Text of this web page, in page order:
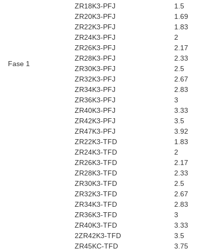
Fase 1
ZR18K3-PFJ
1.5
ZR20K3-PFJ
1.69
ZR22K3-PFJ
1.83
ZR24K3-PFJ
2
ZR26K3-PFJ
2.17
ZR28K3-PFJ
2.33
ZR30K3-PFJ
2.5
ZR32K3-PFJ
2.67
ZR34K3-PFJ
2.83
ZR36K3-PFJ
3
ZR40K3-PFJ
3.33
ZR42K3-PFJ
3.5
ZR47K3-PFJ
3.92
ZR22K3-TFD
1.83
ZR24K3-TFD
2
ZR26K3-TFD
2.17
ZR28K3-TFD
2.33
ZR30K3-TFD
2.5
ZR32K3-TFD
2.67
ZR34K3-TFD
2.83
ZR36K3-TFD
3
ZR40K3-TFD
3.33
2ZR42K3-TFD
3.5
ZR45KC-TFD
3.75